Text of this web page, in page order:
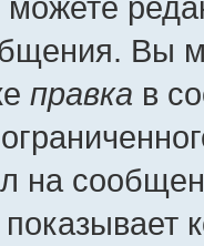
Вы
правка в
на